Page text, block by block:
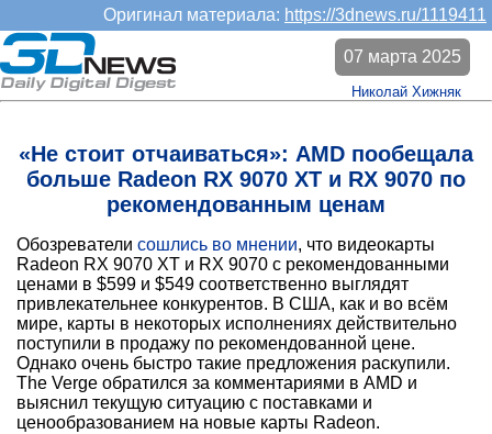
Оригинал материала: https://3dnews.ru/1119411
«Не стоит отчаиваться»: AMD пообещала
больше Radeon RX 9070 XT и RX 9070 по
рекомендованным ценам
07 марта 2025
Николай Хижняк
Обозреватели сошлись во мнении, что видеокарты
Radeon RX 9070 XT и RX 9070 с рекомендованными
ценами в $599 и $549 соответственно выглядят
привлекательнее конкурентов. В США, как и во всём
мире, карты в некоторых исполнениях действительно
поступили в продажу по рекомендованной цене.
Однако очень быстро такие предложения раскупили.
The Verge обратился за комментариями в AMD и
выяснил текущую ситуацию с поставками и
ценообразованием на новые карты Radeon.